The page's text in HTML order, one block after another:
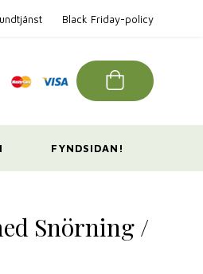
Black Friday-policy
FYNDSIDAN!
Snörning /